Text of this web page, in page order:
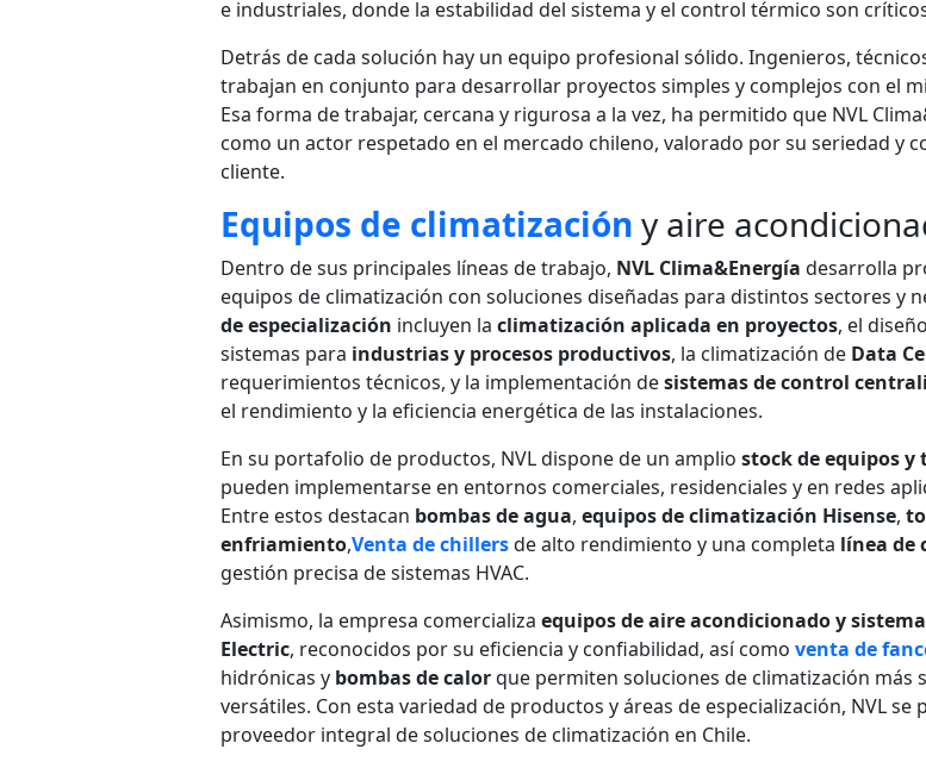
e industriales, donde la estabilidad del sistema y el control térmico son
Detrás de cada solución hay un equipo profesional sólido. Ingenieros,
trabajan en conjunto para desarrollar proyectos simples y complejos con el
Esa forma de trabajar, cercana y rigurosa a la vez, ha permitido que NVL
como un actor respetado en el mercado chileno, valorado por su seriedad y
cliente.
Equipos de climatización y aire
Dentro de sus principales líneas de trabajo, NVL Clima&Energía desarrolla
equipos de climatización con soluciones diseñadas para distintos sectores y
de especialización incluyen laclimatización aplicada en proyectos, el
sistemas para industrias y procesos productivos, la climatización de Data
requerimientos técnicos, y la implementación desistemas de control
el rendimiento y la eficiencia energética de las instalaciones.
En su portafolio de productos, NVL dispone de un ampliostock de equipos y
pueden implementarse en entornos comerciales, residenciales y en redes
Entre estos destacan bombas de agua,equipos de climatización Hisense,
enfriamiento,Venta de chillersde alto rendimiento y una completa línea de
gestión precisa de sistemas HVAC.
Asimismo, la empresa comercializaequipos de aire acondicionado y
Electric, reconocidos por su eficiencia y confiabilidad, así comoventa de
hidrónicas y bombas de calorque permiten soluciones de climatización más
versátiles. Con esta variedad de productos y áreas de especialización, NVL se
proveedor integral de soluciones de climatización en Chile.